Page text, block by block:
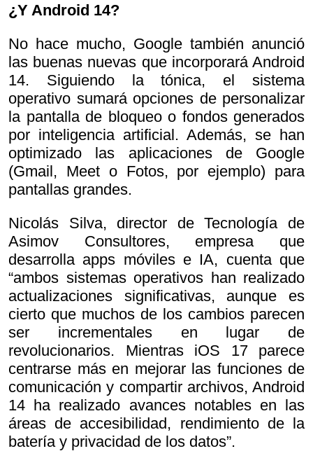
¿Y Android 14?
No hace mucho, Google también anunció
las buenas nuevas que incorporará Android
14. Siguiendo la tónica, el sistema
operativo sumará opciones de personalizar
la pantalla de bloqueo o fondos generados
por inteligencia artificial. Además, se han
optimizado las aplicaciones de Google
(Gmail, Meet o Fotos, por ejemplo) para
pantallas grandes.
Nicolás Silva, director de Tecnología de
Asimov Consultores, empresa que
desarrolla apps móviles e IA, cuenta que
“ambos sistemas operativos han realizado
actualizaciones significativas, aunque es
cierto que muchos de los cambios parecen
ser incrementales en lugar de
revolucionarios. Mientras iOS 17 parece
centrarse más en mejorar las funciones de
comunicación y compartir archivos, Android
14 ha realizado avances notables en las
áreas de accesibilidad, rendimiento de la
batería y privacidad de los datos”.